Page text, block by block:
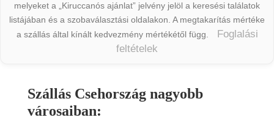
melyeket a „Kiruccanós ajánlat” jelvény jelöl a keresési találatok
listájában és a szobaválasztási oldalakon. A megtakarítás mértéke
a szállás által kínált kedvezmény mértékétől függ.
Foglalási
feltételek
Szállás Csehország nagyobb
városaiban: